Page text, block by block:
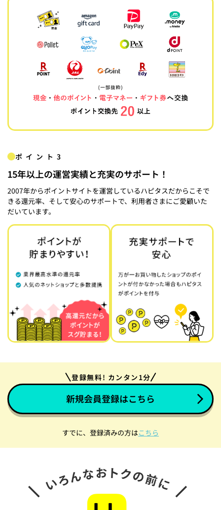
ポイント3
15年以上の運営実績と充実のサポート！
2007年からポイントサイトを運営しているハピタスだからこそで
きる還元率、そして安心のサポートで、利用者さまにご愛顧いた
だいています。
登録無料! カンタン1分
新規会員登録はこちら
すでに、登録済みの方はこちら